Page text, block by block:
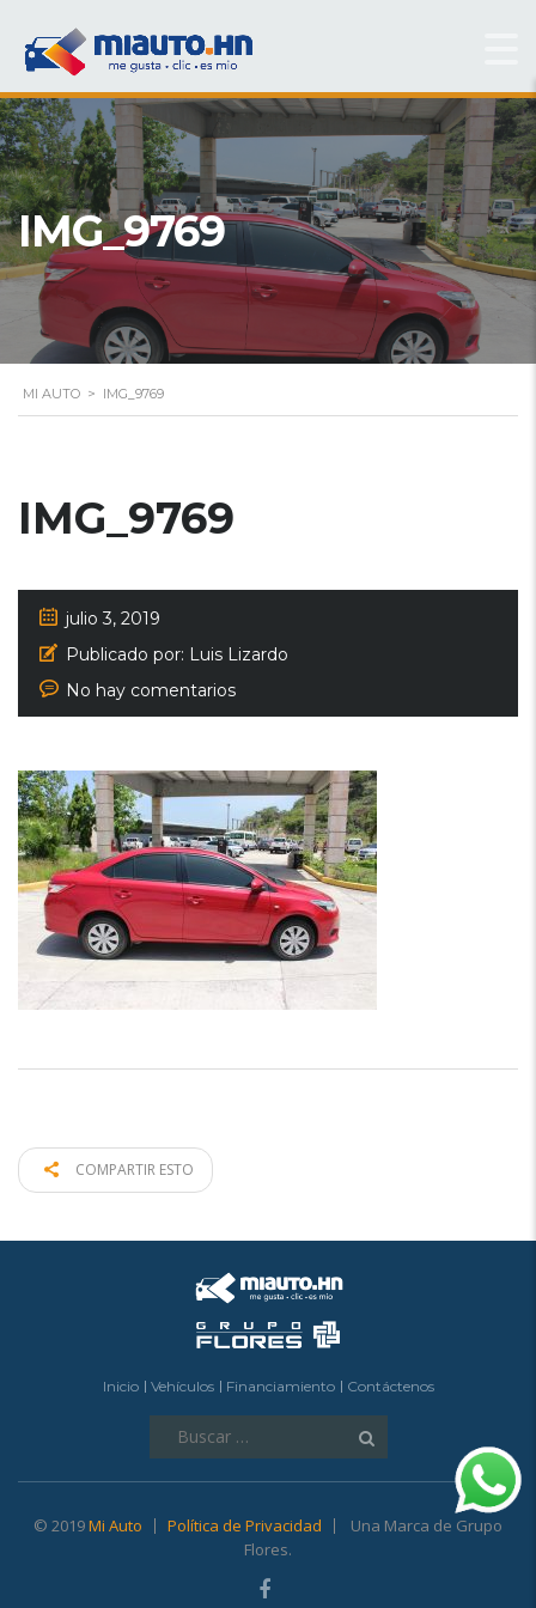
IMG_9769
MI AUTO > IMG_9769
IMG_9769
julio 3, 2019
Publicado por: Luis Lizardo
No hay comentarios
COMPARTIR ESTO
Inicio Vehículos Financiamiento Contáctenos
© 2019Mi Auto Política de Privacidad
Una Marca de Grupo
Flores.